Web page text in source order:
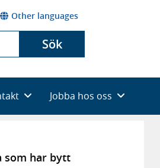
Other languages
Sök
Jobba hos oss
som har bytt